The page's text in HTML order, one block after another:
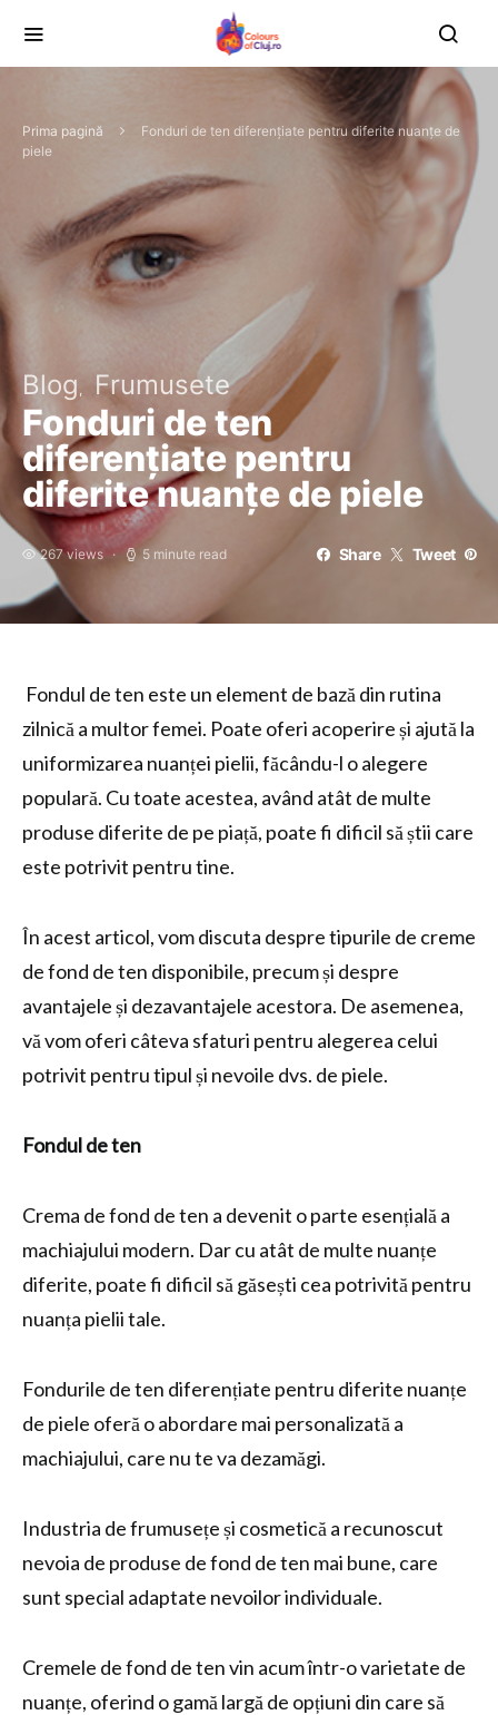
Prima pagină
Fonduri de ten diferențiate pentru diferite nuanțe de
piele
Blog Frumusete
Fonduri de ten
diferențiate pentru
diferite nuanțe de piele
267 views 5 minute read Share Tweet
Fondul de ten este un element de bază din rutina
zilnică a multor femei. Poate oferi acoperire și ajută la
uniformizarea nuanței pielii, făcându-l o alegere
populară. Cu toate acestea, având atât de multe
produse diferite de pe piață, poate fi dificil să știi care
este potrivit pentru tine.
În acest articol, vom discuta despre tipurile de creme
de fond de ten disponibile, precum și despre
avantajele și dezavantajele acestora. De asemenea,
vă vom oferi câteva sfaturi pentru alegerea celui
potrivit pentru tipul și nevoile dvs. de piele.
Fondul de ten
Crema de fond de ten a devenit o parte esențială a
machiajului modern. Dar cu atât de multe nuanțe
diferite, poate fi dificil să găsești cea potrivită pentru
nuanța pielii tale.
Fondurile de ten diferențiate pentru diferite nuanțe
de piele oferă o abordare mai personalizată a
machiajului, care nu te va dezamăgi.
Industria de frumusețe și cosmetică a recunoscut
nevoia de produse de fond de ten mai bune, care
sunt special adaptate nevoilor individuale.
Cremele de fond de ten vin acum într-o varietate de
nuanțe, oferind o gamă largă de opțiuni din care să